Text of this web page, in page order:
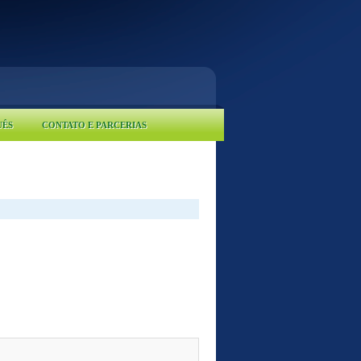
CONTATO E PARCERIAS